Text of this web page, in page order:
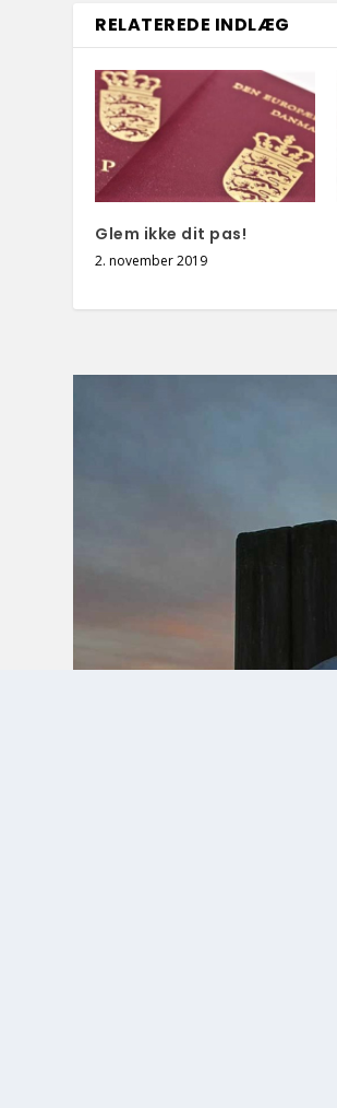
RELATEREDE INDLÆG
Glem ikke dit pas!
2. november 2019